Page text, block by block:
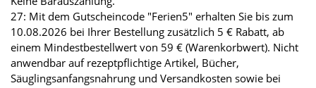
27: Mit dem Gutscheincode "Ferien5" erhalten Sie bis zum
10.08.2026 bei Ihrer Bestellung zusätzlich 5 € Rabatt, ab
einem Mindestbestellwert von 59 € (Warenkorbwert). Nicht
anwendbar auf rezeptpflichtige Artikel, Bücher,
Säuglingsanfangsnahrung und Versandkosten sowie bei